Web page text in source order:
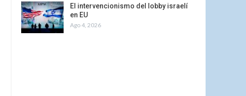
El intervencionismo del lobby israelí
en EU
Ago 4, 2026